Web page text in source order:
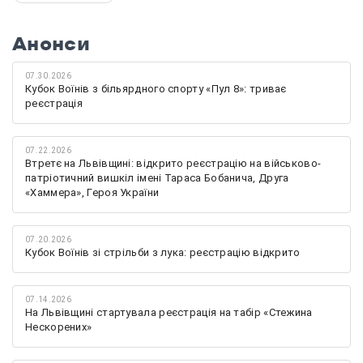
Анонси
07.30.2026
Кубок Воїнів з більярдного спорту «Пул 8»: триває
реєстрація
07.22.2026
Втретє на Львівщині: відкрито реєстрацію на військово-
патріотичний вишкіл імені Тараса Бобанича, Друга
«Хаммера», Героя України
07.20.2026
Кубок Воїнів зі стрільби з лука: реєстрацію відкрито
07.14.2026
На Львівщині стартувала реєстрація на табір «Стежина
Нескорених»